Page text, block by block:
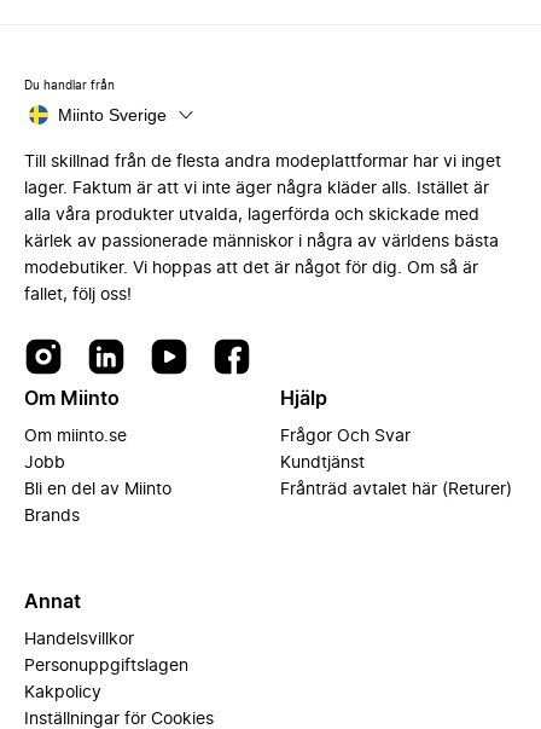
Du handlar från
Miinto Sverige
Till skillnad från de flesta andra modeplattformar har vi inget
lager. Faktum är att vi inte äger några kläder alls. Istället är
alla våra produkter utvalda, lagerförda och skickade med
kärlek av passionerade människor i några av världens bästa
modebutiker. Vi hoppas att det är något för dig. Om så är
fallet, följ oss!
Om Miinto
Om miinto.se
Jobb
Bli en del av Miinto
Brands
Hjälp
Frågor Och Svar
Kundtjänst
Frånträd avtalet här (Returer)
Annat
Handelsvillkor
Personuppgiftslagen
Kakpolicy
Inställningar för Cookies